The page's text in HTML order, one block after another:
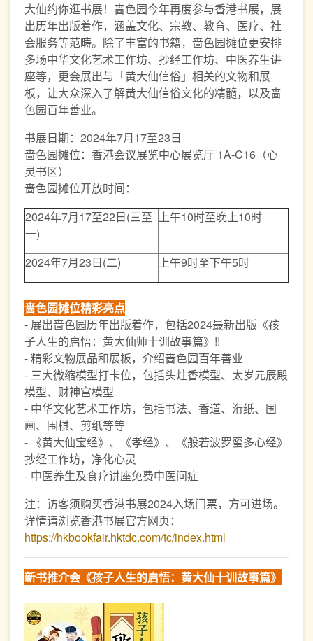
大仙约你逛书展！啬色园今年再度参与香港书展，展
出历年出版着作，涵盖文化、宗教、教育、医疗、社
会服务等范畴。除了丰富的书籍，啬色园摊位更安排
多场中华文化艺术工作坊、抄经工作坊、中医养生讲
座等，更会展出与「黄大仙信俗」相关的文物和展
板，让大众深入了解黄大仙信俗文化的精髓，以及啬
色园百年善业。
书展日期：2024年7月17至23日
啬色园摊位：香港会议展览中心展览厅 1A-C16（心
灵书区）
啬色园摊位开放时间：
2024年7月17至22日(三至
一)
上午10时至晚上10时
2024年7月23日(二) 上午9时至下午5时
啬色园摊位精彩亮点
- 展出啬色园历年出版着作，包括2024最新出版《孩
子人生的启悟：黄大仙师十训故事篇》!!
- 精彩文物展品和展板，介绍啬色园百年善业
- 三大微缩模型打卡位，包括头炷香模型、太岁元辰殿
模型、财神宫模型
- 中华文化艺术工作坊，包括书法、香道、洐纸、国
画、围棋、剪纸等等
- 《黄大仙宝经》、《孝经》、《般若波罗蜜多心经》
抄经工作坊，净化心灵
- 中医养生及食疗讲座免费中医问症
注：访客须购买香港书展2024入场门票，方可进场。
详情请浏览香港书展官方网页：
https://hkbookfair.hktdc.com/tc/index.html
新书推介会 《孩子人生的启悟：黄大仙十训故事篇》